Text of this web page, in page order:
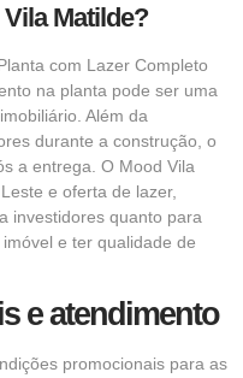
Matilde?
com Lazer Completo
na planta pode ser uma
Além da
durante a construção, o
a entrega. O Mood Vila
e oferta de lazer,
investidores quanto para
e ter qualidade de
e atendimento
promocionais para as